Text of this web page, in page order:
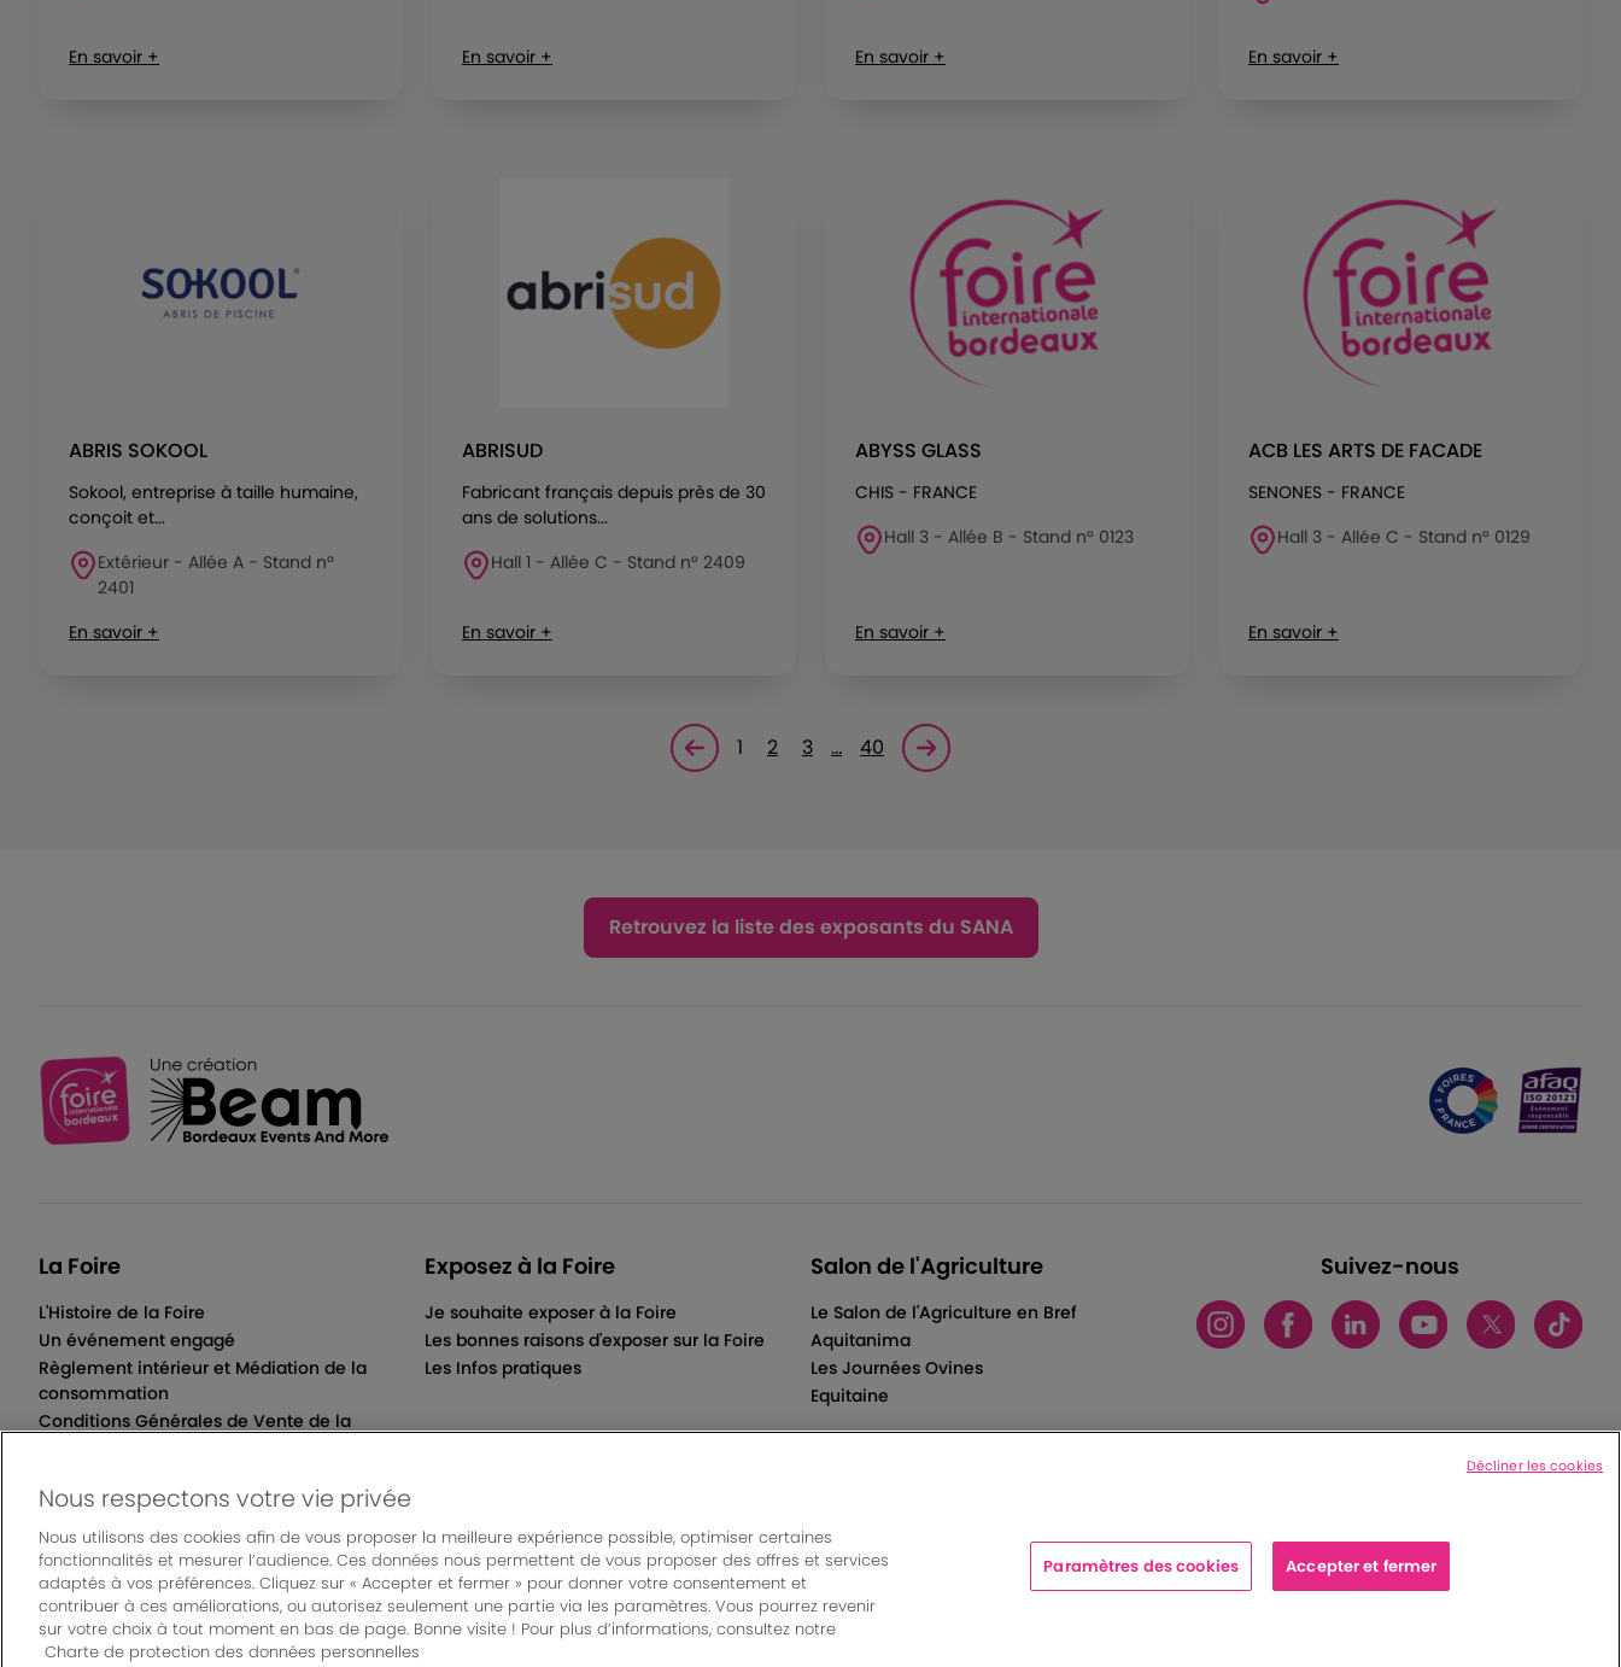
En savoir + En savoir + En savoir + En savoir +
ABRIS SOKOOL
Sokool, entreprise à taille humaine,
conçoit et...
Extérieur - Allée A - Stand n°
2401
En savoir +
ABRISUD
Fabricant français depuis près de 30
ans de solutions...
Hall 1 - Allée C - Stand n° 2409
En savoir +
ABYSS GLASS
CHIS - FRANCE
Hall 3 - Allée B - Stand n° 0123
En savoir +
ACB LES ARTS DE FACADE
SENONES - FRANCE
Hall 3 - Allée C - Stand n° 0129
En savoir +
Page précédente
1 2 3 … 40 Page suivante<
Retrouvez la liste des exposants du SANA
La Foire
L'Histoire de la Foire
Un événement engagé
Règlement intérieur et Médiation de la
consommation
Conditions Générales de Vente de la
Exposez à la Foire
Je souhaite exposer à la Foire
Les bonnes raisons d'exposer sur la Foire
Les Infos pratiques
Salon de l'Agriculture
Le Salon de l'Agriculture en Bref
Aquitanima
Les Journées Ovines
Equitaine
Suivez-nous
© Bordeaux Events And More | Rue Jean Samazeuilh - CS 20088 - 33070 Bordeaux cedex - France
Mentions légales|Règlement général des manifestations|Un événement organisé par Bordeaux Events And More|Charte de protection des données personnelles
Paramètres des cookies
Nous respectons votre vie privée
Nous utilisons des cookies afin de vous proposer la meilleure expérience possible, optimiser certaines
fonctionnalités et mesurer l’audience. Ces données nous permettent de vous proposer des offres et services
adaptés à vos préférences. Cliquez sur « Accepter et fermer » pour donner votre consentement et
contribuer à ces améliorations, ou autorisez seulement une partie via les paramètres. Vous pourrez revenir
sur votre choix à tout moment en bas de page. Bonne visite ! Pour plus d’informations, consultez notre
Charte de protection des données personnelles
Paramètres des cookies Accepter et fermer
Décliner les cookies